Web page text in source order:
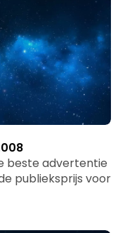
beste advertentie
publieksprijs voor